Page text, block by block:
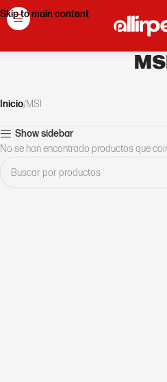
Skip to main content
Inicio MSI
Show sidebar
No se han encontrado productos que